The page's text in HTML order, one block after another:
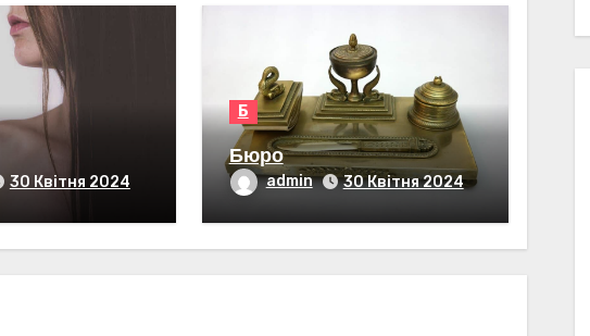
30 Квітня 2024
Б
Бюро
admin 30 Квітня 2024